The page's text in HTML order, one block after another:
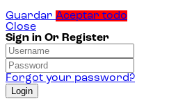
Guardar Aceptar todo
Close
Sign in Or Register
Forgot your password?